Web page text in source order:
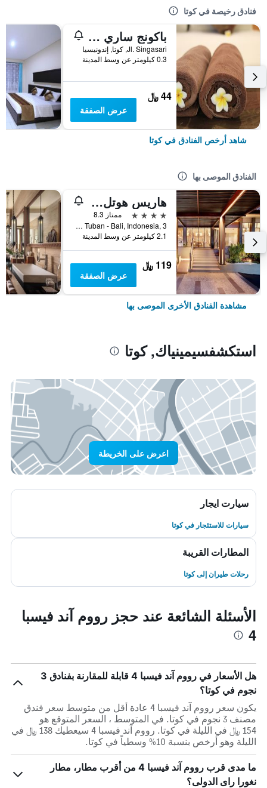
فنادق رخيصة في كوتا
باكونج ساري ريزورت آند سبا
Jl. Singasari, كوتا, إندونيسيا
0.3 كيلومتر عن وسط المدينة
44 ﷼
عرض الصفقة
شاهد أرخص الفنادق في كوتا
الفنادق الموصى بها
هاريس هوتل كوتا توبان بالي
4 نجوم
ممتاز 8.3
Jl.Dewi Sartika Tuban - Bali, Indonesia, 3, كوتا, إندونيسيا
2.1 كيلومتر عن وسط المدينة
119 ﷼
عرض الصفقة
مشاهدة الفنادق الأخرى الموصى بها
استكشفسيمينياك, كوتا
اعرض على الخريطة
سيارت ايجار
سيارات للاستئجار في كوتا
المطارات القريبة
رحلات طيران إلى كوتا
الأسئلة الشائعة عند حجز رووم آند فيسبا
4
هل الأسعار في رووم آند فيسبا 4 قابلة للمقارنة بفنادق 3
نجوم في كوتا؟
يكون سعر رووم آند فيسبا 4 عادة أقل من متوسط ​​سعر فندق
مصنف 3 نجوم في كوتا. في المتوسط ، السعر المتوقع هو
154 ﷼ في الليلة في كوتا. رووم آند فيسبا 4 سيعطيك 138 ﷼ في
الليلة وهو أرخص بنسبة 10% وسطياً في كوتا.
ما مدى قرب رووم آند فيسبا 4 من أقرب مطار، مطار
نغورا راى الدولى؟